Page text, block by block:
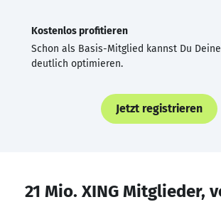
Kostenlos profitieren
Schon als Basis-Mitglied kannst Du Deine
deutlich optimieren.
Jetzt registrieren
21 Mio. XING Mitglieder,